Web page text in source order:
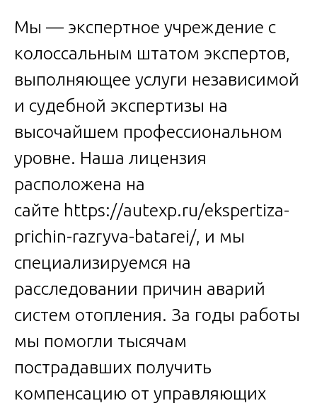
Мы — экспертное учреждение с
колоссальным штатом экспертов,
выполняющее услуги независимой
и судебной экспертизы на
высочайшем профессиональном
уровне. Наша лицензия
расположена на
сайте https://autexp.ru/ekspertiza-
prichin-razryva-batarei/, и мы
специализируемся на
расследовании причин аварий
систем отопления. За годы работы
мы помогли тысячам
пострадавших получить
компенсацию от управляющих